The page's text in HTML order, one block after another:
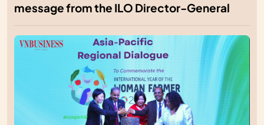
message from the ILO Director-General